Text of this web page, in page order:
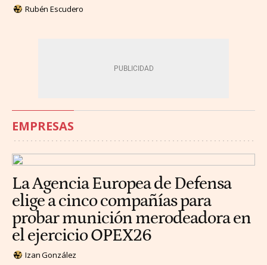
Rubén Escudero
EMPRESAS
La Agencia Europea de Defensa
elige a cinco compañías para
probar munición merodeadora en
el ejercicio OPEX26
Izan González